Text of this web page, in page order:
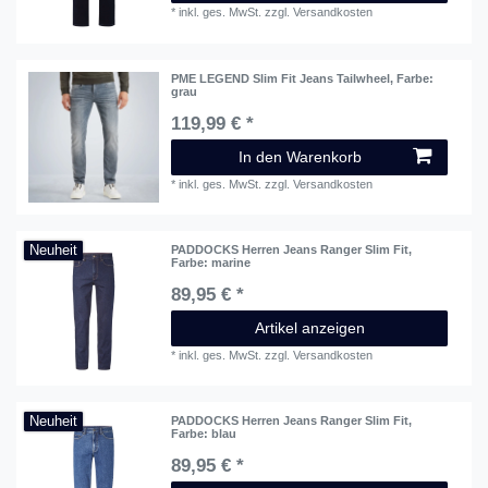
*inkl. ges. MwSt. zzgl.Versandkosten
PME LEGEND Slim Fit Jeans Tailwheel, Farbe:
grau
119,99 € *
In den Warenkorb
*inkl. ges. MwSt. zzgl.Versandkosten
Neuheit PADDOCKS Herren Jeans Ranger Slim Fit,
Farbe: marine
89,95 € *
Artikel anzeigen
*inkl. ges. MwSt. zzgl.Versandkosten
Neuheit PADDOCKS Herren Jeans Ranger Slim Fit,
Farbe: blau
89,95 € *